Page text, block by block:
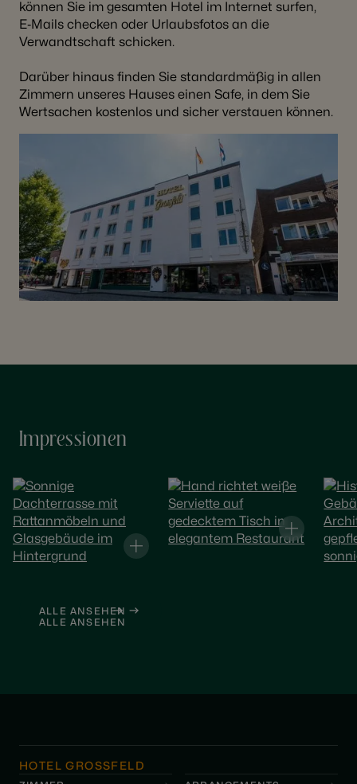
können Sie im gesamten Hotel im Internet surfen,
E‑Mails checken oder Urlaubsfotos an die
Verwandtschaft schicken.
Darüber hinaus finden Sie standardmäßig in allen
Zimmern unseres Hauses einen Safe, in dem Sie
Wertsachen kostenlos und sicher verstauen können.
Impressionen
ALLE ANSEHEN
ALLE ANSEHEN
HOTEL GROSSFELD